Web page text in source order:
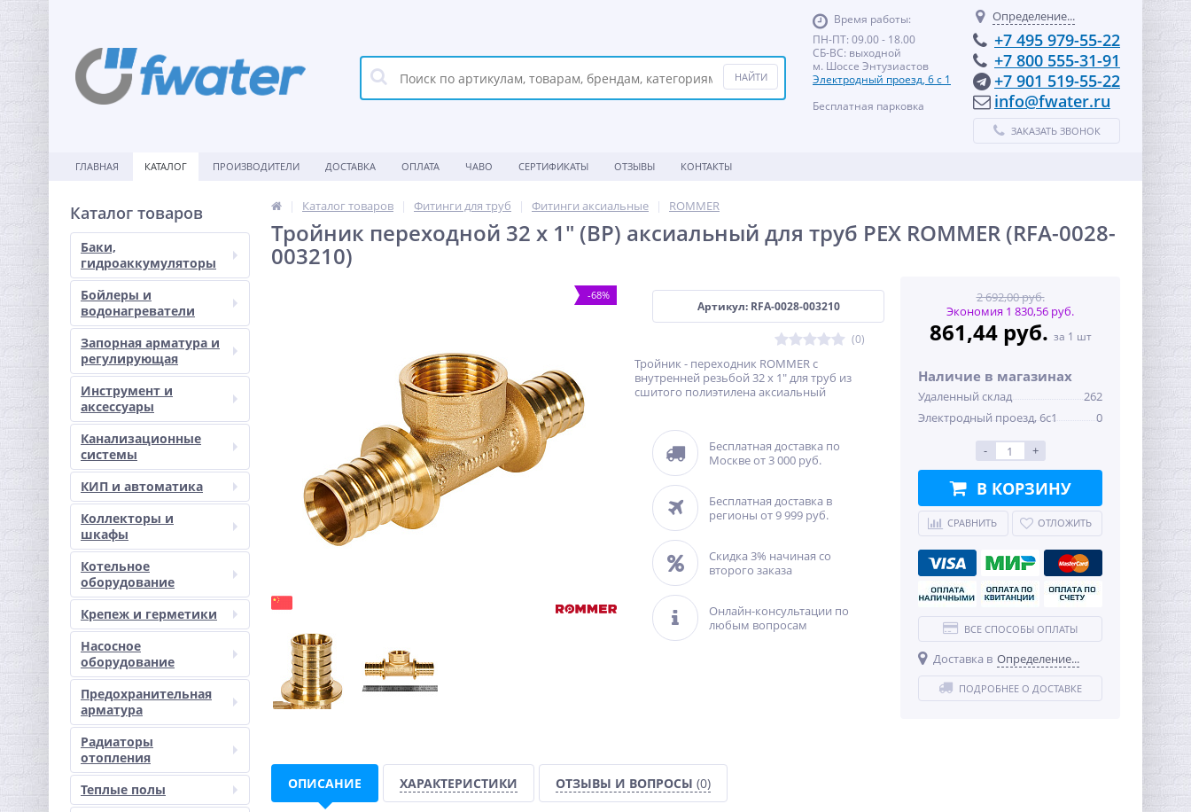
Время работы:
ПН-ПТ: 09.00 - 18.00
СБ-ВС: выходной
м. Шоссе Энтузиастов
Электродный проезд, 6 с 1
Бесплатная парковка
Определение...
+7 495 979-55-22
+7 800 555-31-91
+7 901 519-55-22
info@fwater.ru
ЗАКАЗАТЬ ЗВОНОК
ГЛАВНАЯ КАТАЛОГ ПРОИЗВОДИТЕЛИ ДОСТАВКА ОПЛАТА ЧАВО СЕРТИФИКАТЫ ОТЗЫВЫ КОНТАКТЫ
Каталог товаров
Баки,
гидроаккумуляторы
Бойлеры и
водонагреватели
Запорная арматура и
регулирующая
Инструмент и
аксессуары
Канализационные
системы
КИП и автоматика
Коллекторы и
шкафы
Котельное
оборудование
Крепеж и герметики
Насосное
оборудование
Предохранительная
арматура
Радиаторы
отопления
Теплые полы
Каталог товаров Фитинги для труб Фитинги аксиальные ROMMER
Тройник переходной 32 x 1" (ВР) аксиальный для труб PEX ROMMER (RFA-0028-
003210)
-68%
Артикул: RFA-0028-003210
(0)
Тройник - переходник ROMMER с
внутренней резьбой 32 x 1" для труб из
сшитого полиэтилена аксиальный
Бесплатная доставка по
Москве от 3 000 руб.
Бесплатная доставка в
регионы от 9 999 руб.
Скидка 3% начиная со
второго заказа
Онлайн-консультации по
любым вопросам
2 692,00 руб.
Экономия 1 830,56 руб.
861,44 руб. за 1 шт
Наличие в магазинах
Удаленный склад
262
Электродный проезд, 6с1
0
- +
В КОРЗИНУ
СРАВНИТЬ ОТЛОЖИТЬ
ВСЕ СПОСОБЫ ОПЛАТЫ
Доставка в Определение...
ПОДРОБНЕЕ О ДОСТАВКЕ
ОПИСАНИЕ ХАРАКТЕРИСТИКИ ОТЗЫВЫ И ВОПРОСЫ (0)